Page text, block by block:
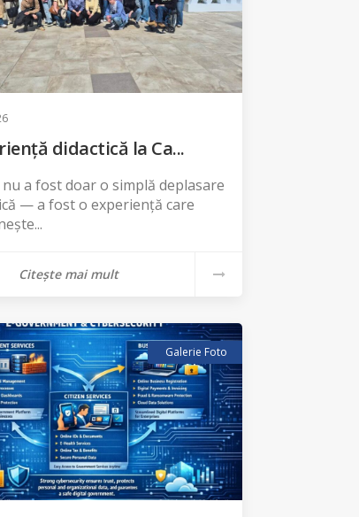
didactică la Ca...
a fost doar o simplă deplasare
— a fost o experiență care
Citește mai mult
Galerie Foto